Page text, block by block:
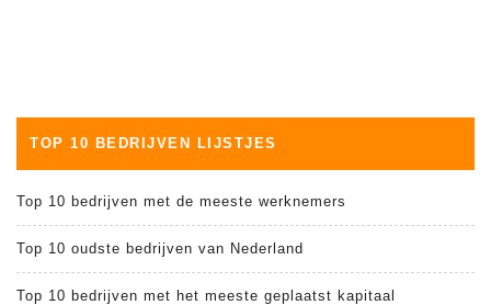
TOP 10 BEDRIJVEN LIJSTJES
Top 10 bedrijven met de meeste werknemers
Top 10 oudste bedrijven van Nederland
Top 10 bedrijven met het meeste geplaatst kapitaal